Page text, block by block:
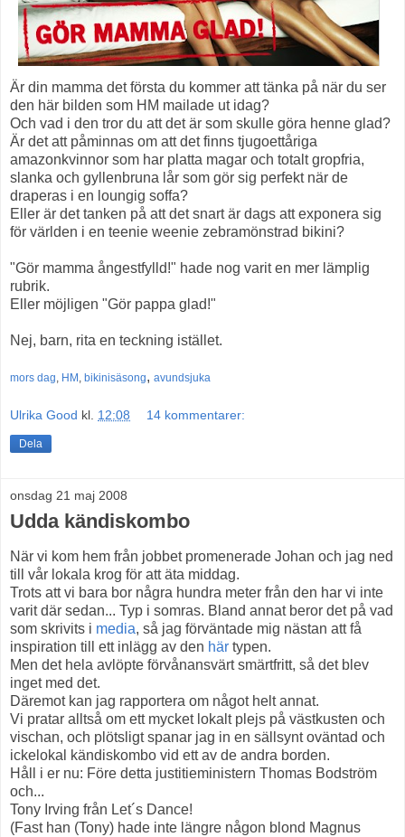
Är din mamma det första du kommer att tänka på när du ser
den här bilden som HM mailade ut idag?
Och vad i den tror du att det är som skulle göra henne glad?
Är det att påminnas om att det finns tjugoettåriga
amazonkvinnor som har platta magar och totalt gropfria,
slanka och gyllenbruna lår som gör sig perfekt när de
draperas i en loungig soffa?
Eller är det tanken på att det snart är dags att exponera sig
för världen i en teenie weenie zebramönstrad bikini?
"Gör mamma ångestfylld!" hade nog varit en mer lämplig
rubrik.
Eller möjligen "Gör pappa glad!"
Nej, barn, rita en teckning istället.
mors dag, HM, bikinisäsong, avundsjuka
Ulrika Good kl. 12:08 14 kommentarer:
Dela
onsdag 21 maj 2008
Udda kändiskombo
När vi kom hem från jobbet promenerade Johan och jag ned
till vår lokala krog för att äta middag.
Trots att vi bara bor några hundra meter från den har vi inte
varit där sedan... Typ i somras. Bland annat beror det på vad
som skrivits i media, så jag förväntade mig nästan att få
inspiration till ett inlägg av den här typen.
Men det hela avlöpte förvånansvärt smärtfritt, så det blev
inget med det.
Däremot kan jag rapportera om något helt annat.
Vi pratar alltså om ett mycket lokalt plejs på västkusten och
vischan, och plötsligt spanar jag in en sällsynt oväntad och
ickelokal kändiskombo vid ett av de andra borden.
Håll i er nu: Före detta justitieministern Thomas Bodström
och...
Tony Irving från Let´s Dance!
(Fast han (Tony) hade inte längre någon blond Magnus